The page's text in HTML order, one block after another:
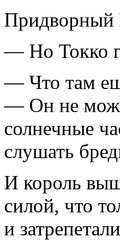
Придворный
— Но Токко
— Что там
— Он не
солнечные
слушать
И король
силой, что
и